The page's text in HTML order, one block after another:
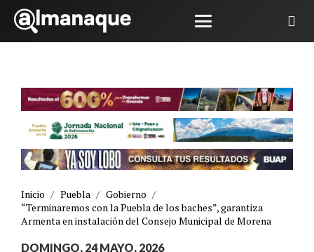
Inicio / Puebla / Gobierno /
“Terminaremos con la Puebla de los baches”, garantiza
Armenta en instalación del Consejo Municipal de Morena
DOMINGO, 24 MAYO, 2026